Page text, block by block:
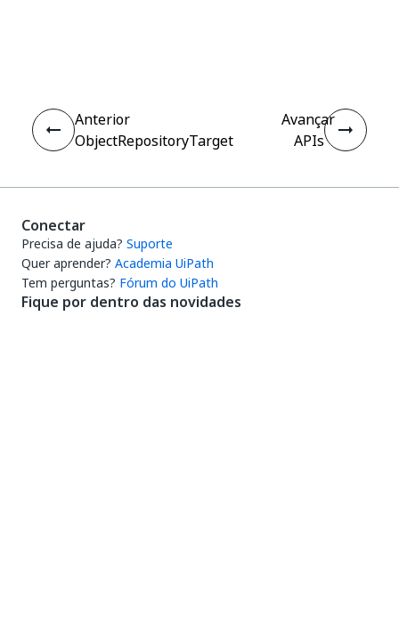
Anterior
ObjectRepositoryTarget
Avançar
APIs
Conectar
Precisa de ajuda? Suporte
Quer aprender? Academia UiPath
Tem perguntas? Fórum do UiPath
Fique por dentro das novidades